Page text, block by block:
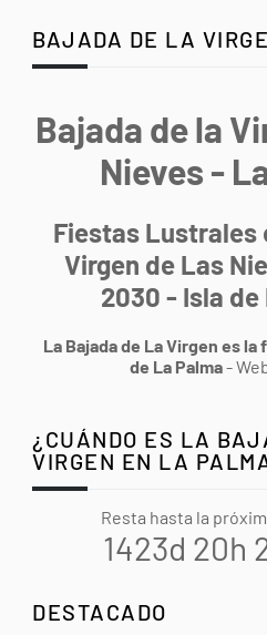
BAJADA DE LA
Bajada de la
Nieves -
Fiestas Lustrales
Virgen de Las
2030 - Isla de
La Bajada de La Virgen es
de La Palma-
¿CUÁNDO ES LA
VIRGEN EN LA
Resta hasta la
1423d 20h
DESTACADO